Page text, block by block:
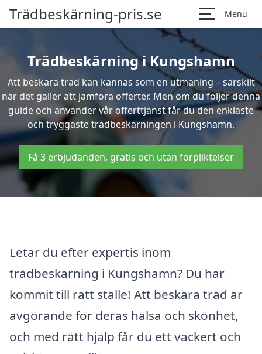
Trädbeskärning-pris.se Menu
Trädbeskärning i Kungshamn
Att beskära träd kan kännas som en utmaning – särskilt
när det gäller att jämföra offerter. Men om du följer denna
guide och använder vår offerttjänst får du den enklaste
och tryggaste trädbeskärningen i Kungshamn.
Få 3 erbjudanden, gratis och utan förpliktelser
Letar du efter expertis inom
trädbeskärning i Kungshamn? Du har
kommit till rätt ställe! Att beskära träd är
avgörande för deras hälsa och skönhet,
och med rätt hjälp får du ett vackert och